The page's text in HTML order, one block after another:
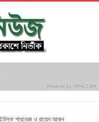
ইউসুফ পারভেজ ও রায়েদ আকন